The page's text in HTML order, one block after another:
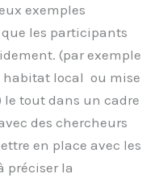
exemples
les participants
(par exemple
habitat local ou mise
le tout dans un cadre
des chercheurs
en place avec les
préciser la